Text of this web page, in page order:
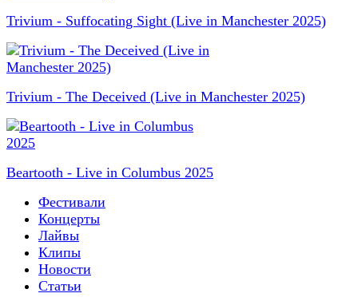
Trivium - Suffocating Sight (Live in Manchester 2025)
Trivium - The Deceived (Live in Manchester 2025)
Beartooth - Live in Columbus 2025
Фестивали
Концерты
Лайвы
Клипы
Новости
Статьи